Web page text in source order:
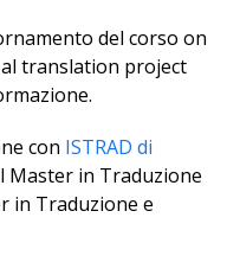
del corso on
translation project
con ISTRAD di
Master in Traduzione
in Traduzione e